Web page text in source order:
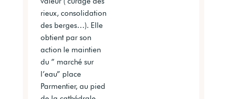
rieux, consolidation
des berges…). Elle
obtient par son
action le maintien
du ” marché sur
l’eau” place
Parmentier, au pied